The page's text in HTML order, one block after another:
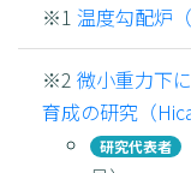
※1 温度勾配炉
※2 微小重力下
育成の研究（
研究代表者